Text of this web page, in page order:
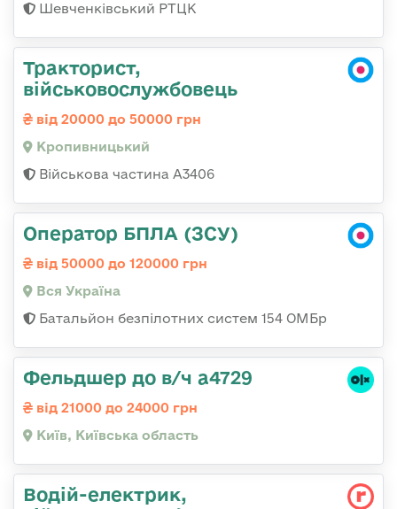
Шевченківський РТЦК
Тракторист,
військовослужбовець
від 20000 до 50000 грн
Кропивницький
Військова частина А3406
Оператор БПЛА (ЗСУ)
від 50000 до 120000 грн
Вся Україна
Батальйон безпілотних систем 154 ОМБр
Фельдшер до в/ч а4729
від 21000 до 24000 грн
Київ, Київська область
Водій-електрик,